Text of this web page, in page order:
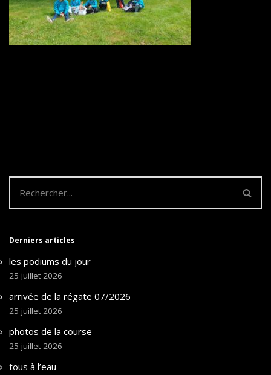
Derniers articles
les podiums du jour
25 juillet 2026
arrivée de la régate 07/2026
25 juillet 2026
photos de la course
25 juillet 2026
tous à l’eau